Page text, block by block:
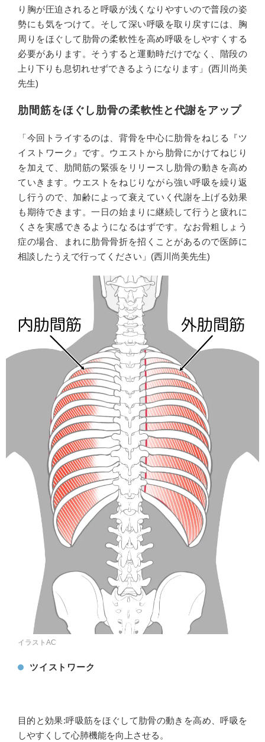
り胸が圧迫されると呼吸が浅くなりやすいので普段の姿
勢にも気をつけて。そして深い呼吸を取り戻すには、胸
周りをほぐして肋骨の柔軟性を高め呼吸をしやすくする
必要があります。そうすると運動時だけでなく、階段の
上り下りも息切れせずできるようになります」(西川尚美
先生)
肋間筋をほぐし肋骨の柔軟性と代謝をアップ
「今回トライするのは、背骨を中心に肋骨をねじる『ツ
イストワーク』です。ウエストから肋骨にかけてねじり
を加えて、肋間筋の緊張をリリースし肋骨の動きを高め
ていきます。ウエストをねじりながら強い呼吸を繰り返
し行うので、加齢によって衰えていく代謝を上げる効果
も期待できます。一日の始まりに継続して行うと疲れに
くさを実感できるようになるはずです。なお骨粗しょう
症の場合、まれに肋骨骨折を招くことがあるので医師に
相談したうえで行ってください」(西川尚美先生)
イラストAC
ツイストワーク
目的と効果:呼吸筋をほぐして肋骨の動きを高め、呼吸を
しやすくして心肺機能を向上させる。